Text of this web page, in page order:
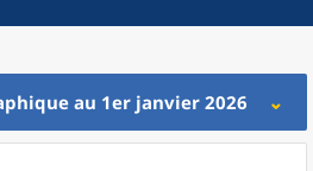
au 1er janvier 2026